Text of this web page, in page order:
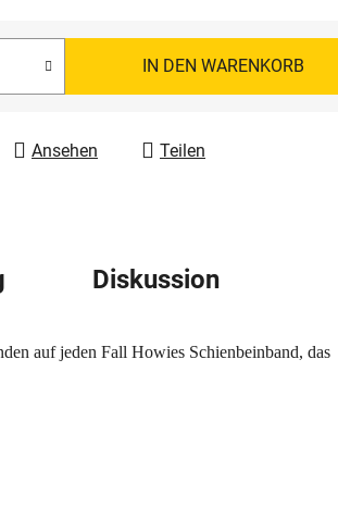
IN DEN WARENKORB
Ansehen Teilen
Diskussion
auf jeden Fall Howies Schienbeinband, das